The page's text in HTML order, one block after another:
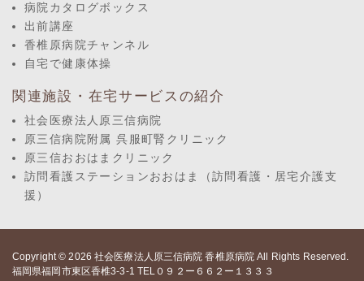
病院カタログボックス
出前講座
香椎原病院チャンネル
自宅で健康体操
関連施設・在宅サービスの紹介
社会医療法人原三信病院
原三信病院附属 呉服町腎クリニック
原三信おおはまクリニック
訪問看護ステーションおおはま（訪問看護・居宅介護支
援）
Copyright © 2026社会医療法人原三信病院 香椎原病院 All Rights Reserved.
福岡県福岡市東区香椎3-3-1 TEL０９２ー６６２ー１３３３